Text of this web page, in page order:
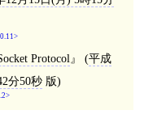
Protocol (平成
分50秒版)